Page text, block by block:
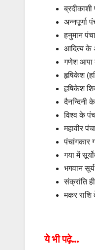
अन्नपूर्णा
हनुमान
आदित्य के
गणेश आपा
हृषिकेश
हृषिकेश
दैनन्दिनी
विश्व के
महावीर
पंचांगकार
गया में
भगवान
संक्रांति
मकर राशि
ये भी पढ़े…